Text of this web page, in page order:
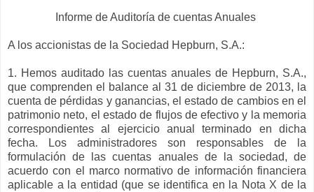
Informe de Auditoría de cuentas Anuales
A los accionistas de la Sociedad Hepburn, S.A.:
1. Hemos auditado las cuentas anuales de Hepburn, S.A.,
que comprenden el balance al 31 de diciembre de 2013, la
cuenta de pérdidas y ganancias, el estado de cambios en el
patrimonio neto, el estado de flujos de efectivo y la memoria
correspondientes al ejercicio anual terminado en dicha
fecha. Los administradores son responsables de la
formulación de las cuentas anuales de la sociedad, de
acuerdo con el marco normativo de información financiera
aplicable a la entidad (que se identifica en la Nota X de la